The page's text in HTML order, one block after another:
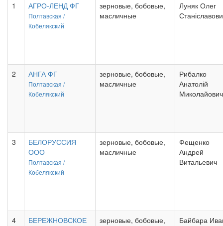
1
АГРО-ЛЕНД ФГ
Полтавская /
Кобелякский
зерновые, бобовые,
масличные
Луняк Олег
2 АНГА ФГ
Полтавская /
Кобелякский
зерновые, бобовые,
масличные
Рибалко
Анатолій
Миколайович
3
БЕЛОРУССИЯ
ООО
Полтавская /
Кобелякский
зерновые, бобовые,
масличные
Фещенко
Андрей
Витальевич
4
БЕРЕЖНОВСКОЕ
зерновые, бобовые,
Байбара